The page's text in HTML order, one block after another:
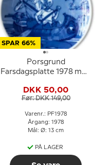
SPAR 66%
Porsgrund
Farsdagsplatte 1978 med
DKK 50,00
Før: DKK 149,00
Varenr.: PF1978
Årgang: 1978
Mål: Ø: 13 cm
PÅ LAGER